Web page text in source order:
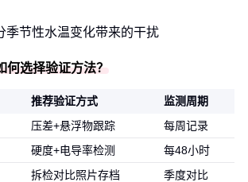
季节性水温变化带来的干扰
选择验证方法？
推荐验证方式
监测周期
压差+悬浮物跟踪
每周记录
硬度+电导率检测
每48小时
拆检对比照片存档 季度对比